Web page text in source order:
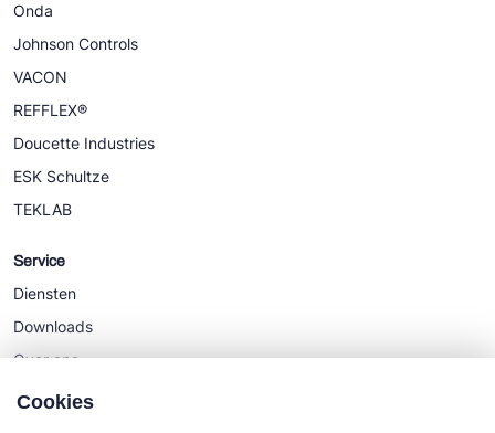
Onda
Johnson Controls
VACON
REFFLEX®
Doucette Industries
ESK Schultze
TEKLAB
Service
Diensten
Downloads
Over ons
Nieuws
Cookies